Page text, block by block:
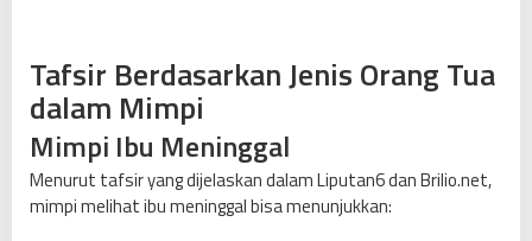
Tafsir Berdasarkan Jenis Orang Tua
dalam Mimpi
Mimpi Ibu Meninggal
Menurut tafsir yang dijelaskan dalam Liputan6 dan Brilio.net,
mimpi melihat ibu meninggal bisa menunjukkan: